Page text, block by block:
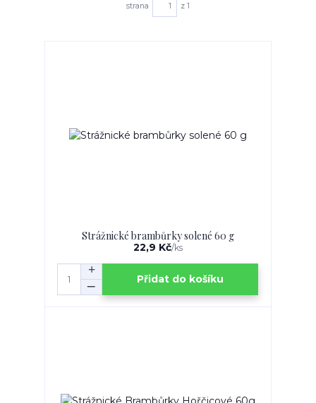
strana
z 1
Strážnické brambůrky solené 60 g
22,9 Kč/ks
Přidat do košíku